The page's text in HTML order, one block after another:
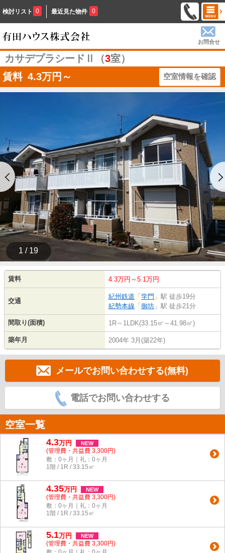
検討リスト 0 最近見た物件 0
お問合せ
カサデプラシードⅡ（3室）
賃料 4.3万円～ 空室情報を確認
1 / 19
賃料 4.3万円～5.1万円
交通
紀州鉄道 「 学門 」駅 徒歩19分
紀勢本線 「 御坊 」駅 徒歩21分
間取り(面積) 1R～1LDK(33.15㎡～41.98㎡)
築年月 2004年 3月(築22年)
メールでお問い合わせする(無料)
電話でお問い合わせする
空室一覧
4.3万円 NEW
(管理費・共益費 3,300円)
敷：0ヶ月｜礼：0ヶ月
1階 / 1R / 33.15㎡
4.35万円 NEW
(管理費・共益費 3,300円)
敷：0ヶ月｜礼：0ヶ月
1階 / 1R / 33.15㎡
5.1万円 NEW
(管理費・共益費 3,300円)